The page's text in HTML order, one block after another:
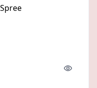
Quick